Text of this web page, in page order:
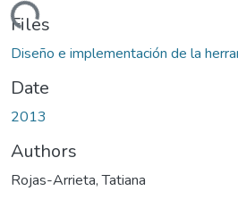
Files
Diseño e implementación de la
Date
2013
Authors
Rojas-Arrieta, Tatiana